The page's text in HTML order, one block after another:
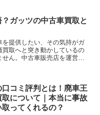
ガッツの中古車買取と
を提供したい、その気持がガ
買取へと突き動かしているの
ん。中古車販売店を運営す
いからです。
口コミ評判とは！廃車王
取について｜本当に事故
ってくれるの？